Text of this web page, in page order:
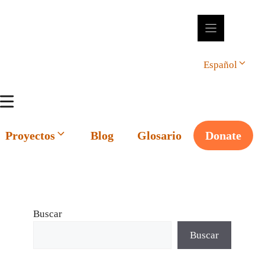
Español
Proyectos Blog Glosario Donate
Buscar
Buscar